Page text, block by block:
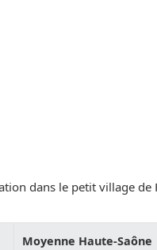
dans le petit village de
Moyenne Haute-Saône